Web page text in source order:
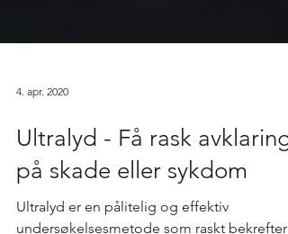
4. apr. 2020
Ultralyd - Få rask avklaring
på skade eller sykdom